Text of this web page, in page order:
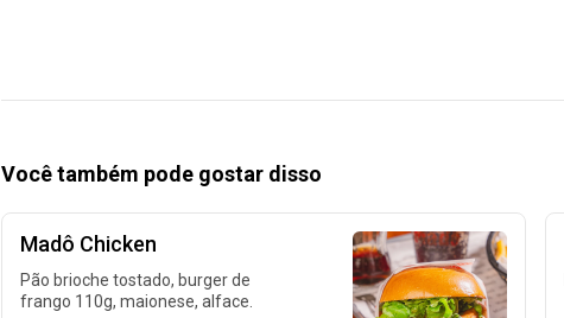
Você também pode gostar disso
Madô Chicken
Pão brioche tostado, burger de
frango 110g, maionese, alface.